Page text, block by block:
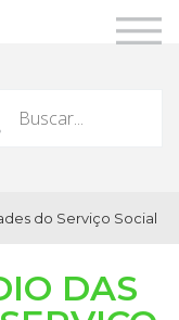
do Serviço Social
DAS